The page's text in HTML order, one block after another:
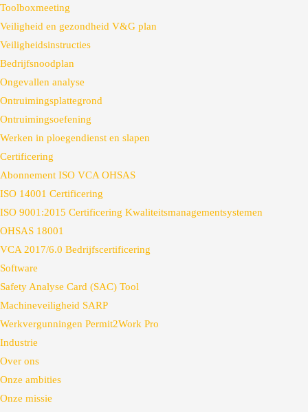
Toolboxmeeting
Veiligheid en gezondheid V&G plan
Veiligheidsinstructies
Bedrijfsnoodplan
Ongevallen analyse
Ontruimingsplattegrond
Ontruimingsoefening
Werken in ploegendienst en slapen
Certificering
Abonnement ISO VCA OHSAS
ISO 14001 Certificering
ISO 9001:2015 Certificering Kwaliteitsmanagementsystemen
OHSAS 18001
VCA 2017/6.0 Bedrijfscertificering
Software
Safety Analyse Card (SAC) Tool
Machineveiligheid SARP
Werkvergunningen Permit2Work Pro
Industrie
Over ons
Onze ambities
Onze missie